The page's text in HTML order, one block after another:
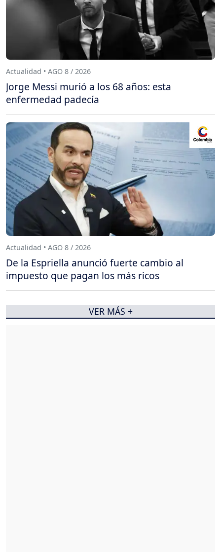
Actualidad • AGO 8 / 2026
Jorge Messi murió a los 68 años: esta
enfermedad padecía
Actualidad • AGO 8 / 2026
De la Espriella anunció fuerte cambio al
impuesto que pagan los más ricos
VER MÁS +